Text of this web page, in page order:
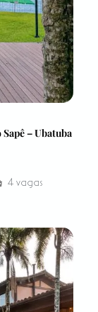
– Ubatuba
4 vagas